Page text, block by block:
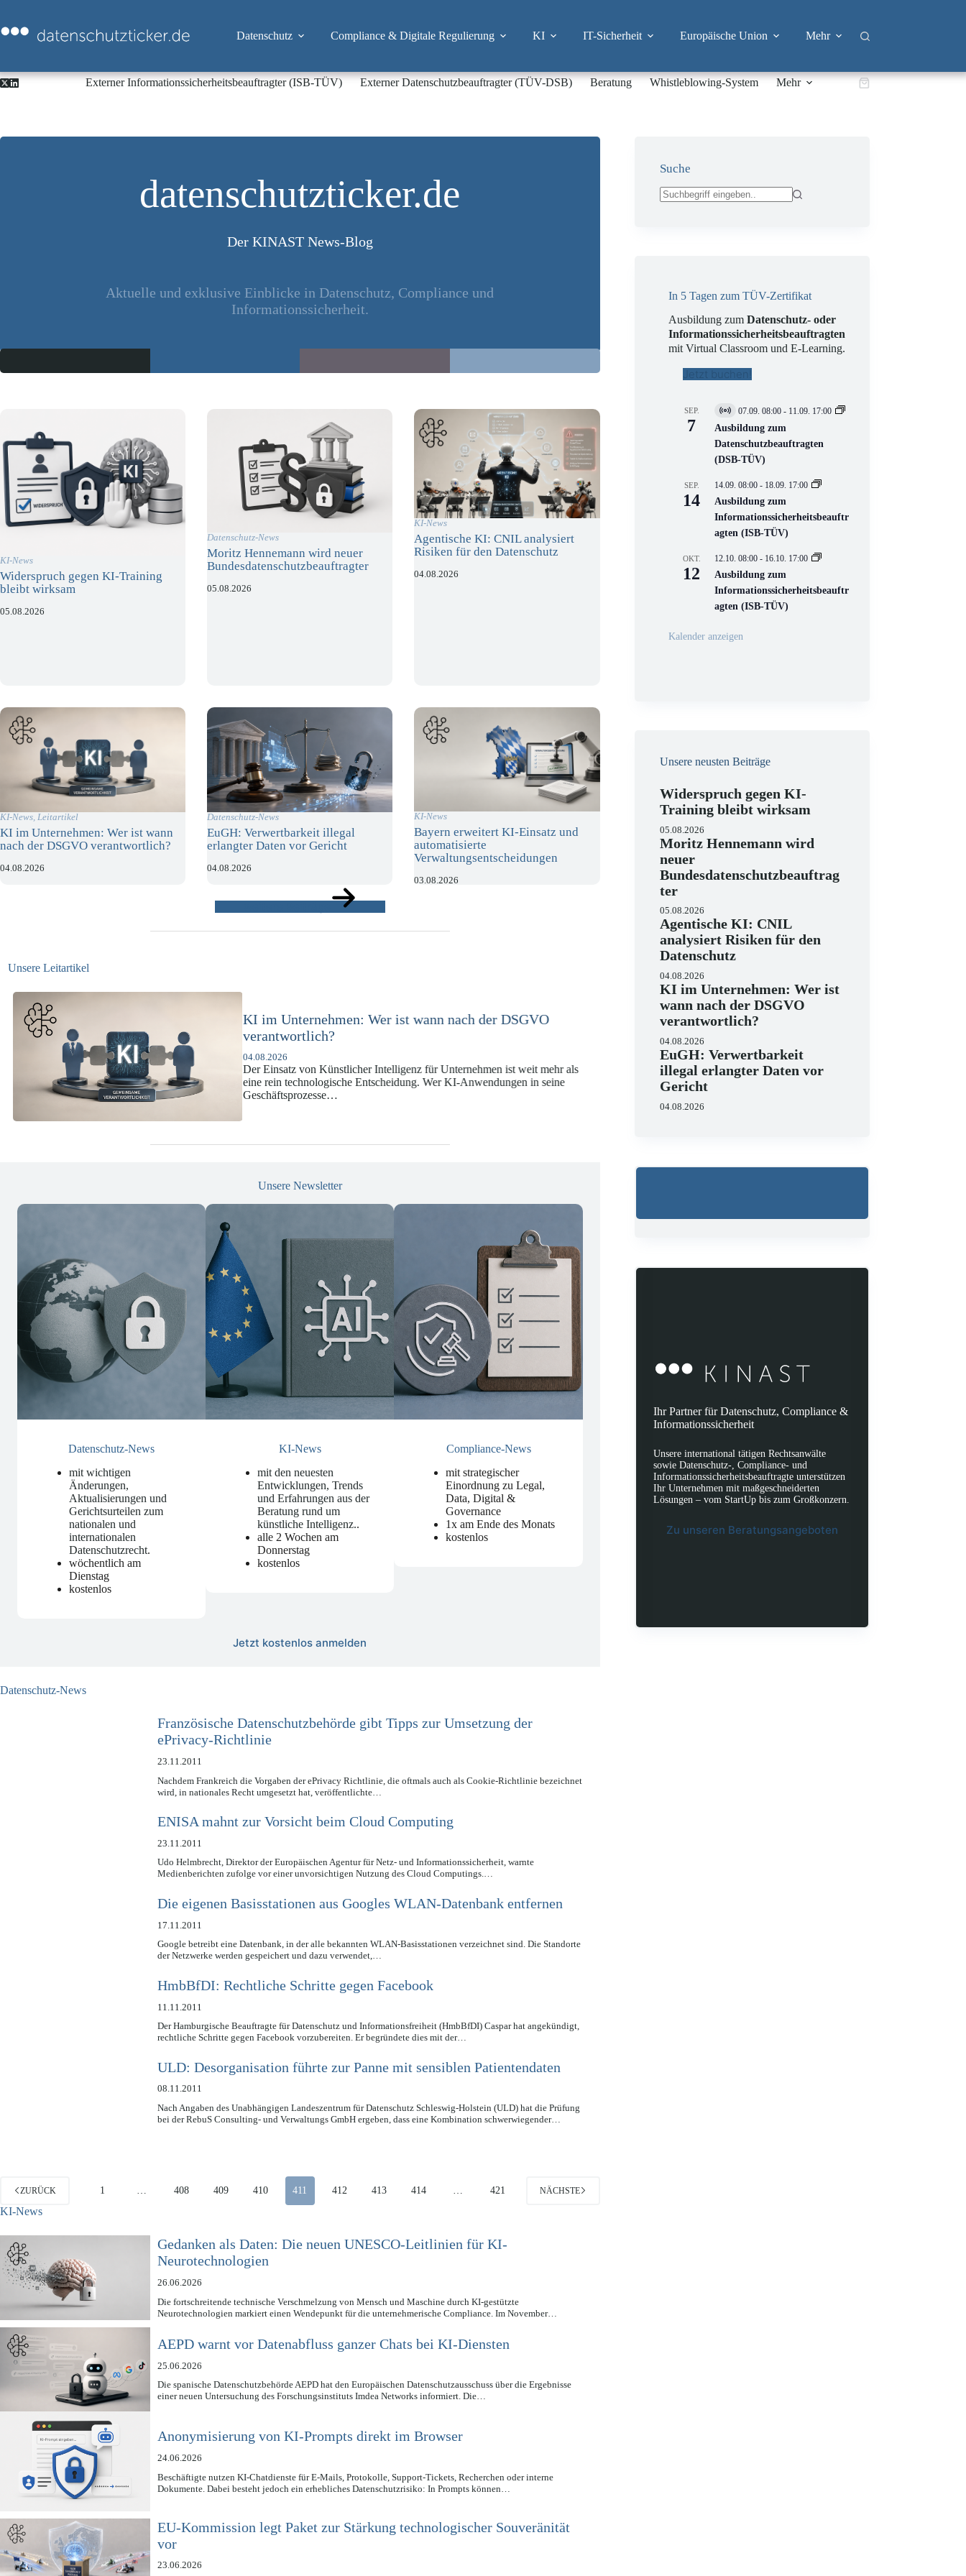
springen
Datenschutz Compliance & Digitale Regulierung KI IT-Sicherheit Europäische Union Mehr
Externer Informationssicherheitsbeauftragter (ISB-TÜV) Externer Datenschutzbeauftragter (TÜV-DSB) Beratung Whistleblowing-System Mehr Warenkorb
datenschutzticker.de
Der KINAST News-Blog
Aktuelle und exklusive Einblicke in Datenschutz, Compliance und
Informationssicherheit.
KI-News
Widerspruch gegen KI-Training
bleibt wirksam
05.08.2026
Datenschutz-News
Moritz Hennemann wird neuer
Bundesdatenschutzbeauftragter
05.08.2026
KI-News
Agentische KI: CNIL analysiert
Risiken für den Datenschutz
04.08.2026
KI-News Leitartikel
KI im Unternehmen: Wer ist wann
nach der DSGVO verantwortlich?
04.08.2026
Datenschutz-News
EuGH: Verwertbarkeit illegal
erlangter Daten vor Gericht
04.08.2026
KI-News
Bayern erweitert KI-Einsatz und
automatisierte
Verwaltungsentscheidungen
03.08.2026
Unsere Leitartikel
KI-Compliance in der Versicherungswirtschaft mit DORA,
DSGVO und KI-VO
07.07.2026
Die europäische Digitalregulierung hat in den vergangenen Jahren eine
enorme Komplexität erreicht, die insbesondere Unternehmen der Finanz-
und Versicherungswirtschaft vor…
Unsere Newsletter
Datenschutz-News
mit wichtigen
Änderungen,
Aktualisierungen und
Gerichtsurteilen zum
nationalen und
internationalen
Datenschutzrecht.
wöchentlich am
Dienstag
kostenlos
KI-News
mit den neuesten
Entwicklungen, Trends
und Erfahrungen aus der
Beratung rund um
künstliche Intelligenz..
alle 2 Wochen am
Donnerstag
kostenlos
Compliance-News
mit strategischer
Einordnung zu Legal,
Data, Digital &
Governance
1x am Ende des Monats
kostenlos
Jetzt kostenlos anmelden
Datenschutz-News
Französische Datenschutzbehörde gibt Tipps zur Umsetzung der
ePrivacy-Richtlinie
23.11.2011
Nachdem Frankreich die Vorgaben der ePrivacy Richtlinie, die oftmals auch als Cookie-Richtlinie bezeichnet
wird, in nationales Recht umgesetzt hat, veröffentlichte…
ENISA mahnt zur Vorsicht beim Cloud Computing
23.11.2011
Udo Helmbrecht, Direktor der Europäischen Agentur für Netz- und Informationssicherheit, warnte
Medienberichten zufolge vor einer unvorsichtigen Nutzung des Cloud Computings.…
Die eigenen Basisstationen aus Googles WLAN-Datenbank entfernen
17.11.2011
Google betreibt eine Datenbank, in der alle bekannten WLAN-Basisstationen verzeichnet sind. Die Standorte
der Netzwerke werden gespeichert und dazu verwendet,…
HmbBfDI: Rechtliche Schritte gegen Facebook
11.11.2011
Der Hamburgische Beauftragte für Datenschutz und Informationsfreiheit (HmbBfDI) Caspar hat angekündigt,
rechtliche Schritte gegen Facebook vorzubereiten. Er begründete dies mit der…
ULD: Desorganisation führte zur Panne mit sensiblen Patientendaten
08.11.2011
Nach Angaben des Unabhängigen Landeszentrum für Datenschutz Schleswig-Holstein (ULD) hat die Prüfung
bei der RebuS Consulting- und Verwaltungs GmbH ergeben, dass eine Kombination schwerwiegender…
ZURÜCK 1 408 409 410 411 412 413 414 421 NÄCHSTE
KI-News
Gedanken als Daten: Die neuen UNESCO-Leitlinien für KI-
Neurotechnologien
26.06.2026
Die fortschreitende technische Verschmelzung von Mensch und Maschine durch KI-gestützte
Neurotechnologien markiert einen Wendepunkt für die unternehmerische Compliance. Im November…
AEPD warnt vor Datenabfluss ganzer Chats bei KI-Diensten
25.06.2026
Die spanische Datenschutzbehörde AEPD hat den Europäischen Datenschutzausschuss über die Ergebnisse
einer neuen Untersuchung des Forschungsinstituts Imdea Networks informiert. Die…
Anonymisierung von KI-Prompts direkt im Browser
24.06.2026
Beschäftigte nutzen KI-Chatdienste für E-Mails, Protokolle, Support-Tickets, Recherchen oder interne
Dokumente. Dabei besteht jedoch ein erhebliches Datenschutzrisiko: In Prompts können…
EU-Kommission legt Paket zur Stärkung technologischer Souveränität
vor
23.06.2026
Suche
In 5 Tagen zum TÜV-Zertifikat
Ausbildung zumDatenschutz- oder
Informationssicherheitsbeauftragten
mit Virtual Classroom und E-Learning.
Jetzt buchen!
SEP.
7
V
i
t
u
l
V
e
r
n
s
t
a
t
n
07.09. 08:00 - 11.09. 17:00
Ausbildung zum
Datenschutzbeauftragten
(DSB-TÜV)
SEP.
14
14.09. 08:00 - 18.09. 17:00
Ausbildung zum
Informationssicherheitsbeauftr
agten (ISB-TÜV)
OKT.
12
12.10. 08:00 - 16.10. 17:00
Ausbildung zum
Informationssicherheitsbeauftr
agten (ISB-TÜV)
Kalender anzeigen
Unsere neusten Beiträge
Widerspruch gegen KI-
Training bleibt wirksam
05.08.2026
Moritz Hennemann wird
neuer
Bundesdatenschutzbeauftrag
ter
05.08.2026
Agentische KI: CNIL
analysiert Risiken für den
Datenschutz
04.08.2026
KI im Unternehmen: Wer ist
wann nach der DSGVO
verantwortlich?
04.08.2026
EuGH: Verwertbarkeit
illegal erlangter Daten vor
Gericht
04.08.2026
Ihr Partner für Datenschutz, Compliance &
Informationssicherheit
Unsere international tätigen Rechtsanwälte
sowie Datenschutz-, Compliance- und
Informationssicherheitsbeauftragte unterstützen
Ihr Unternehmen mit maßgeschneiderten
Lösungen – vom StartUp bis zum Großkonzern.
Zu unseren Beratungsangeboten